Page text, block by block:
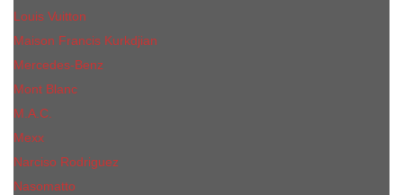
Louis Vuitton
Maison Francis Kurkdjian
Mercedes-Benz
Mont Blanc
M.А.C.
Mexx
Narciso Rodriguez
Nasomatto